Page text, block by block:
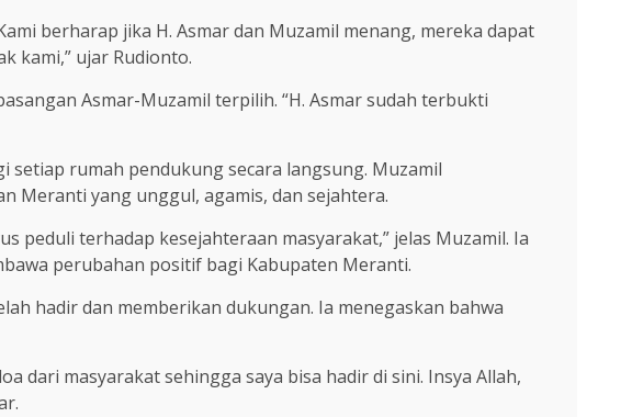
berharap jika H. Asmar dan Muzamil menang, mereka dapat
kami,” ujar Rudionto.
Asmar-Muzamil terpilih. “H. Asmar sudah terbukti
setiap rumah pendukung secara langsung. Muzamil
Meranti yang unggul, agamis, dan sejahtera.
peduli terhadap kesejahteraan masyarakat,” jelas Muzamil. Ia
perubahan positif bagi Kabupaten Meranti.
hadir dan memberikan dukungan. Ia menegaskan bahwa
dari masyarakat sehingga saya bisa hadir di sini. Insya Allah,